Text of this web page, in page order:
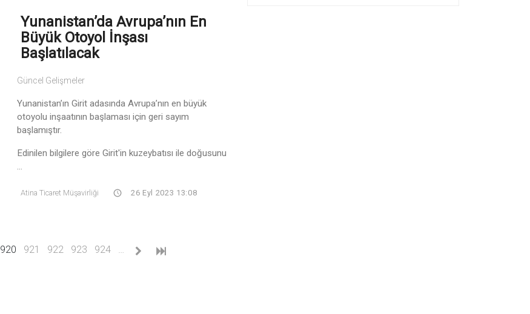
Yunanistan’da Avrupa’nın En
Büyük Otoyol İnşası
Başlatılacak
Güncel Gelişmeler
Yunanistan’ın Girit adasında Avrupa’nın en büyük
otoyolu inşaatının başlaması için geri sayım
başlamıştır.
Edinilen bilgilere göre Girit'in kuzeybatısı ile doğusunu
Atina Ticaret Müşavirliği 26 Eyl 2023 13:08
920(current)
921 922 923 924